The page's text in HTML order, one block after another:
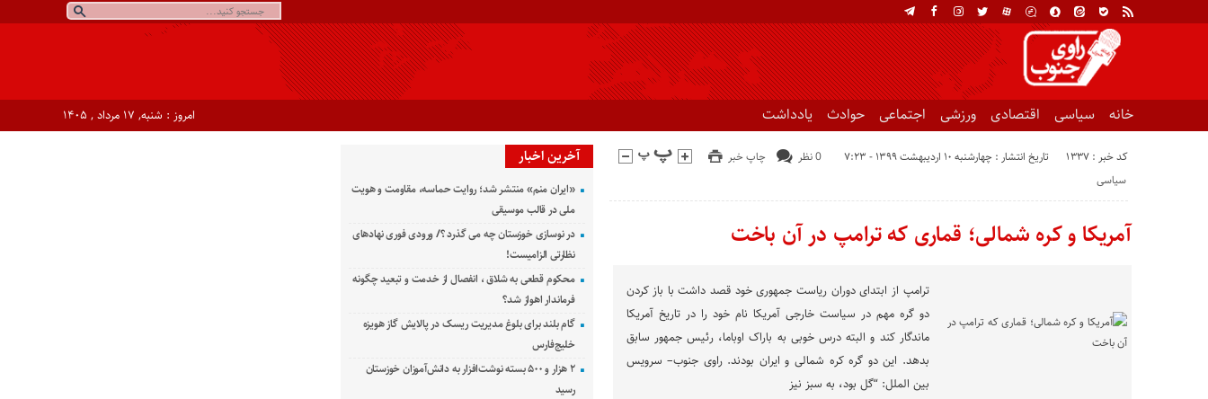
خانه سیاسی اقتصادی ورزشی اجتماعی حوادث یادداشت امروز : شنبه, ۱۷ مرداد , ۱۴۰۵
کد خبر : 1337 تاریخ انتشار : چهارشنبه ۱۰ اردیبهشت ۱۳۹۹ - ۷:۲۳ چاپ خبر
0 نظر
سیاسی
آمریکا و کره شمالی؛ قماری که ترامپ در آن باخت
ترامپ از ابتدای دوران ریاست جمهوری خود قصد داشت با باز کردن
دو گره مهم در سیاست خارجی آمریکا نام خود را در تاریخ آمریکا
ماندگار کند و البته درس خوبی به باراک اوباما، رئیس جمهور سابق
بدهد. این دو گره کره شمالی و ایران بودند. راوی جنوب– سرویس
بین الملل: “گل بود، به سبز نیز
آخرین اخبار
«ایران منم» منتشر شد؛ روایت حماسه، مقاومت و هویت
ملی در قالب موسیقی
در نوسازی خوزستان چه می گذرد ؟/ ورودی فوری نهادهای
نظارتی الزامیست!
محکوم قطعی به شلاق ، انفصال از خدمت و تبعید چگونه
فرماندار اهواز شد؟
گام بلند برای بلوغ مدیریت ریسک در پالایش گاز هویزه
خلیج‌فارس
۲ هزار و ۵۰۰ بسته نوشت‌افزار به دانش‌آموزان خوزستان
رسید